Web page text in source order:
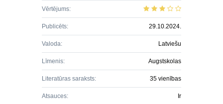
Vērtējums:
Publicēts: 29.10.2024.
Valoda: Latviešu
Līmenis: Augstskolas
Literatūras saraksts: 35 vienības
Atsauces: Ir